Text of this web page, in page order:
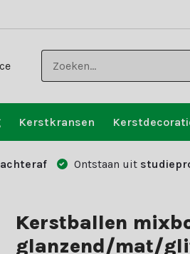
Kerstkransen
Ontstaan uit
Kerstballen
glanzend/mat/